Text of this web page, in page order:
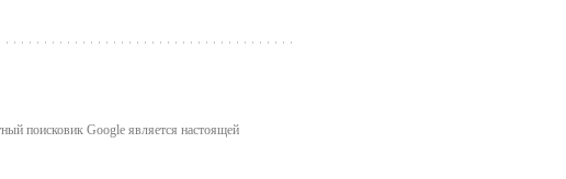
поисковик Google является настоящей